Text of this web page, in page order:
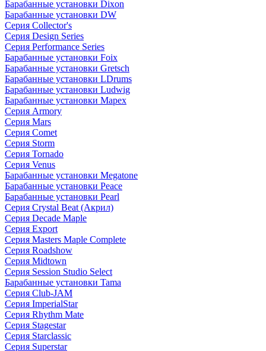
Барабанные установки Dixon
Барабанные установки DW
Серия Collector's
Серия Design Series
Серия Performance Series
Барабанные установки Foix
Барабанные установки Gretsch
Барабанные установки LDrums
Барабанные установки Ludwig
Барабанные установки Mapex
Серия Armory
Серия Mars
Серия Comet
Серия Storm
Серия Tornado
Серия Venus
Барабанные установки Megatone
Барабанные установки Peace
Барабанные установки Pearl
Серия Crystal Beat (Акрил)
Серия Decade Maple
Серия Export
Серия Masters Maple Complete
Серия Roadshow
Серия Midtown
Серия Session Studio Select
Барабанные установки Tama
Серия Club-JAM
Серия ImperialStar
Серия Rhythm Mate
Серия Stagestar
Серия Starclassic
Серия Superstar